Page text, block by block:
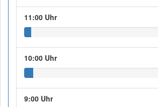
11:00 Uhr
10:00 Uhr
9:00 Uhr